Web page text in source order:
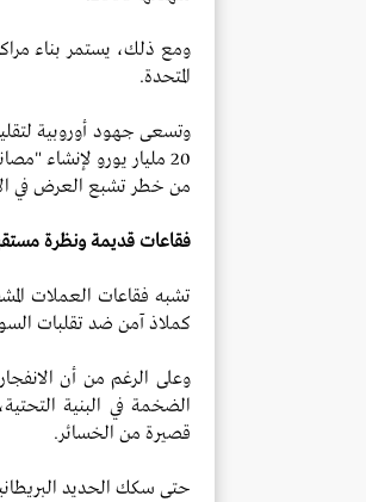
المتحدة.
وتسعى جهود أوروبية
20 مليار يورو لإنشاء
من خطر تشبع العرض في
فقاعات قديمة ونظرة
تشبه فقاعات العملات
كملاذ آمن ضد تقلبات
وعلى الرغم من أن
الضخمة في البنية
قصيرة من الخسائر.
حتى سكك الحديد